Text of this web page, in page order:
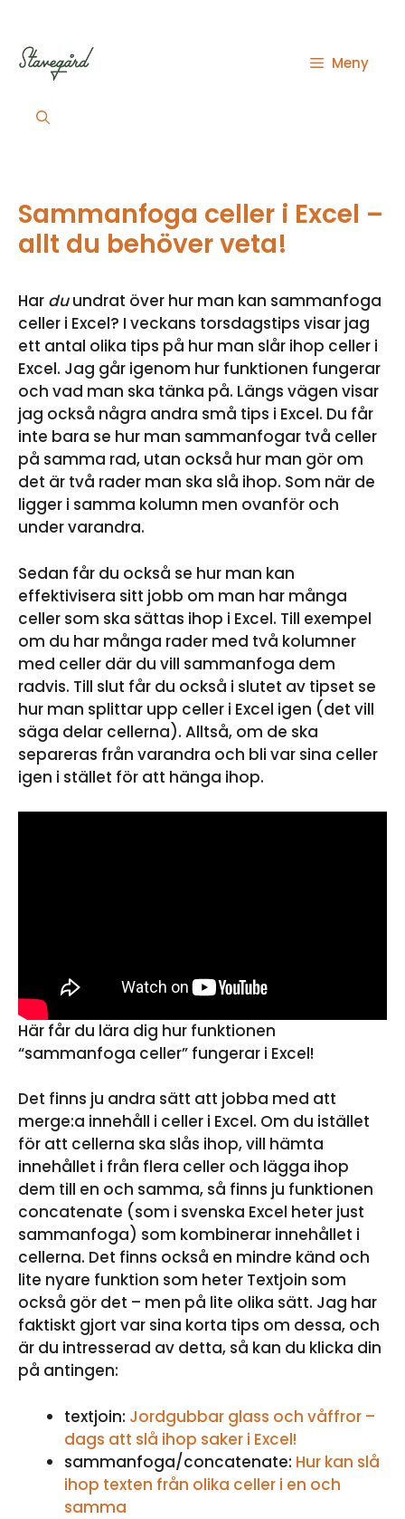
innehåll
Meny
Sammanfoga celler i Excel –
allt du behöver veta!
Har duundrat över hur man kan sammanfoga
celler i Excel? I veckans torsdagstips visar jag
ett antal olika tips på hur man slår ihop celler i
Excel. Jag går igenom hur funktionen fungerar
och vad man ska tänka på. Längs vägen visar
jag också några andra små tips i Excel. Du får
inte bara se hur man sammanfogar två celler
på samma rad, utan också hur man gör om
det är två rader man ska slå ihop. Som när de
ligger i samma kolumn men ovanför och
under varandra.
Sedan får du också se hur man kan
effektivisera sitt jobb om man har många
celler som ska sättas ihop i Excel. Till exempel
om du har många rader med två kolumner
med celler där du vill sammanfoga dem
radvis. Till slut får du också i slutet av tipset se
hur man splittar upp celler i Excel igen (det vill
säga delar cellerna). Alltså, om de ska
separeras från varandra och bli var sina celler
igen i stället för att hänga ihop.
Här får du lära dig hur funktionen
“sammanfoga celler” fungerar i Excel!
Det finns ju andra sätt att jobba med att
merge:a innehåll i celler i Excel. Om du istället
för att cellerna ska slås ihop, vill hämta
innehållet i från flera celler och lägga ihop
dem till en och samma, så finns ju funktionen
concatenate (som i svenska Excel heter just
sammanfoga) som kombinerar innehållet i
cellerna. Det finns också en mindre känd och
lite nyare funktion som heter Textjoin som
också gör det – men på lite olika sätt. Jag har
faktiskt gjort var sina korta tips om dessa, och
är du intresserad av detta, så kan du klicka din
på antingen:
textjoin: Jordgubbar glass och våffror –
dags att slå ihop saker i Excel!
sammanfoga/concatenate: Hur kan slå
ihop texten från olika celler i en och
samma